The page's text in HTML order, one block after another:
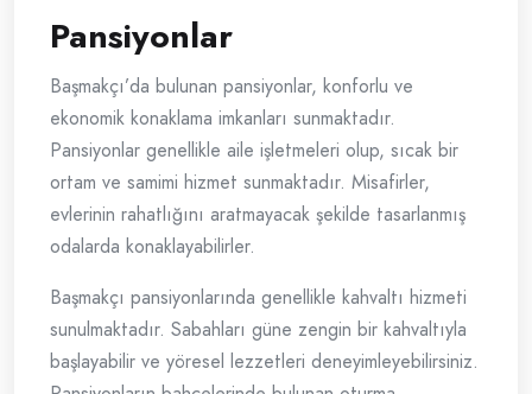
Pansiyonlar
Başmakçı’da bulunan pansiyonlar, konforlu ve
ekonomik konaklama imkanları sunmaktadır.
Pansiyonlar genellikle aile işletmeleri olup, sıcak bir
ortam ve samimi hizmet sunmaktadır. Misafirler,
evlerinin rahatlığını aratmayacak şekilde tasarlanmış
odalarda konaklayabilirler.
Başmakçı pansiyonlarında genellikle kahvaltı hizmeti
sunulmaktadır. Sabahları güne zengin bir kahvaltıyla
başlayabilir ve yöresel lezzetleri deneyimleyebilirsiniz.